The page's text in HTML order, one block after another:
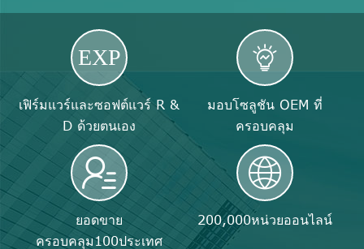
EXP
เฟิร์มแวร์และซอฟต์แวร์ R &
D ด้วยตนเอง

มอบโซลูชัน OEM ที่
ครอบคลุม

ยอดขาย
ครอบคลุม100ประเทศ

200,000หน่วยออนไลน์